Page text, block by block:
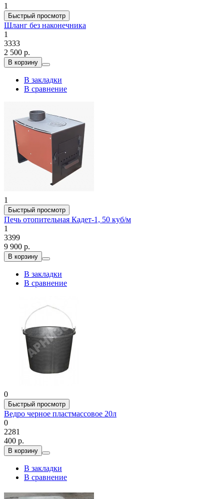
1
Быстрый просмотр
Шланг без наконечника
1
3333
2 500 р.
В корзину
В закладки
В сравнение
1
Быстрый просмотр
Печь отопительная Кадет-1, 50 куб/м
1
3399
9 900 р.
В корзину
В закладки
В сравнение
0
Быстрый просмотр
Ведро черное пластмассовое 20л
0
2281
400 р.
В корзину
В закладки
В сравнение